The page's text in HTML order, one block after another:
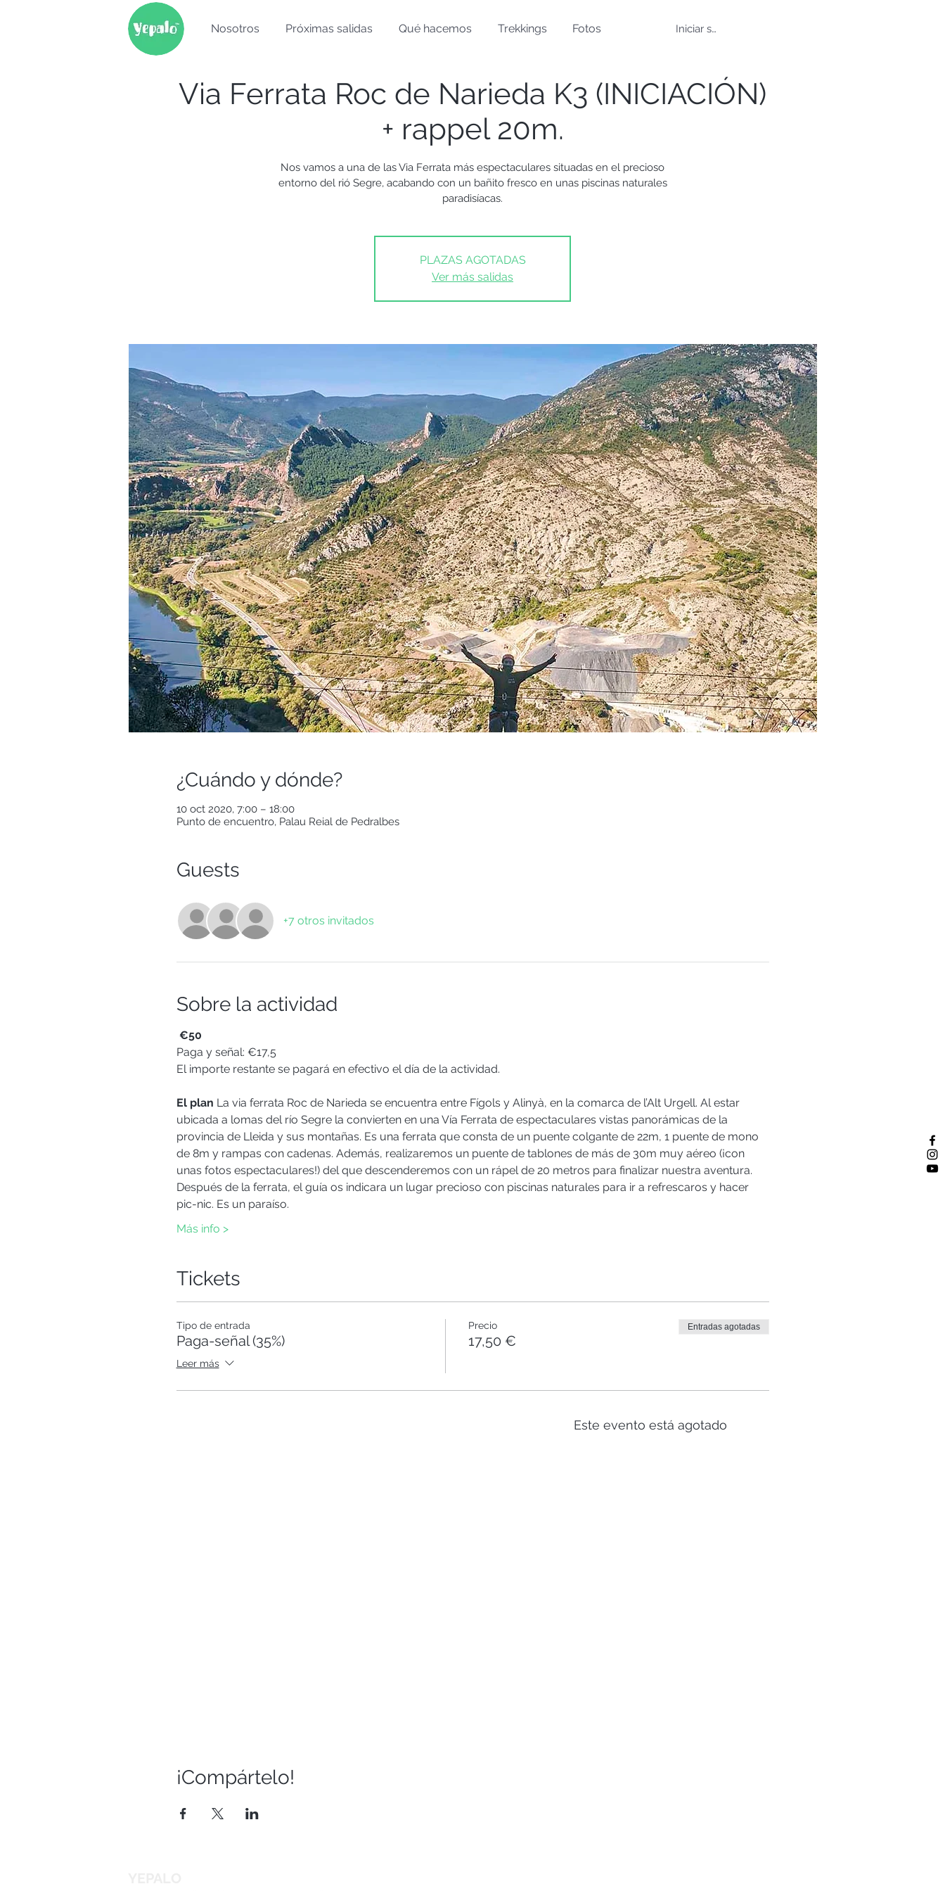
Nosotros Próximas salidas Qué hacemos Trekkings Fotos Iniciar sesión
Via Ferrata Roc de Narieda K3 (INICIACIÓN)
+ rappel 20m.
Nos vamos a una de las Via Ferrata más espectaculares situadas en el precioso
entorno del rió Segre, acabando con un bañito fresco en unas piscinas naturales
paradisíacas.
PLAZAS AGOTADAS
Ver más salidas
¿Cuándo y dónde?
10 oct 2020, 7:00 – 18:00
Punto de encuentro, Palau Reial de Pedralbes
Guests
+7 otros invitados
Sobre la actividad
€50
Paga y señal: €17,5
El importe restante se pagará en efectivo el día de la actividad.
El plan La via ferrata Roc de Narieda se encuentra entre Fígols y Alinyà, en la comarca de l’Alt Urgell. Al estar
ubicada a lomas del río Segre la convierten en una Vía Ferrata de espectaculares vistas panorámicas de la
provincia de Lleida y sus montañas. Es una ferrata que consta de un puente colgante de 22m, 1 puente de mono
de 8m y rampas con cadenas. Además, realizaremos un puente de tablones de más de 30m muy aéreo (¡con
unas fotos espectaculares!) del que descenderemos con un rápel de 20 metros para finalizar nuestra aventura.
Después de la ferrata, el guía os indicara un lugar precioso con piscinas naturales para ir a refrescaros y hacer
pic-nic. Es un paraíso.
Más info >
Tickets
Tipo de entrada
Paga-señal (35%)
Leer más
Precio
17,50 €
Entradas agotadas
Este evento está agotado
¡Compártelo!